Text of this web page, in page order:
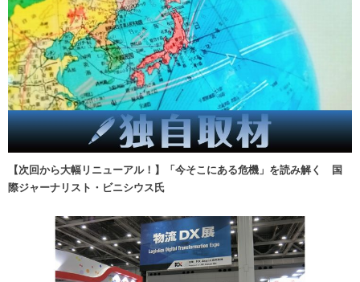
【次回から大幅リニューアル！】「今そこにある危機」を読み解く 国
際ジャーナリスト・ビニシウス氏